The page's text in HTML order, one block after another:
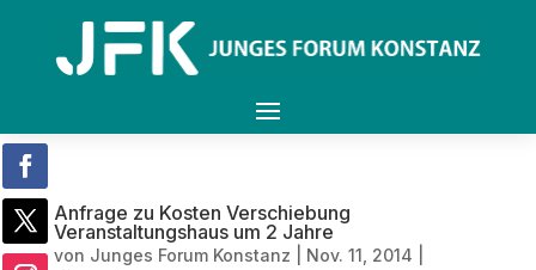
Anfrage zu Kosten Verschiebung
Veranstaltungshaus um 2 Jahre
von Junges Forum Konstanz Nov. 11, 2014